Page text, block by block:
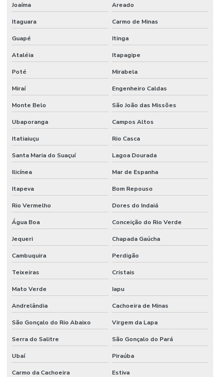
Joaíma Areado
Itaguara Carmo de Minas
Guapé Itinga
Ataléia Itapagipe
Poté Mirabela
Miraí Engenheiro Caldas
Monte Belo São João das Missões
Ubaporanga Campos Altos
Itatiaiuçu Rio Casca
Santa Maria do Suaçuí Lagoa Dourada
Ilicínea Mar de Espanha
Itapeva Bom Repouso
Rio Vermelho Dores do Indaiá
Água Boa Conceição do Rio Verde
Jequeri Chapada Gaúcha
Cambuquira Perdigão
Teixeiras Cristais
Mato Verde Iapu
Andrelândia Cachoeira de Minas
São Gonçalo do Rio Abaixo Virgem da Lapa
Serra do Salitre São Gonçalo do Pará
Ubaí Piraúba
Carmo da Cachoeira Estiva